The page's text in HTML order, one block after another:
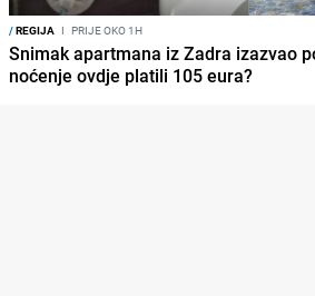
/REGIJA I PRIJE OKO 1H
Snimak apartmana iz Zadra izazvao
noćenje ovdje platili 105 eura?